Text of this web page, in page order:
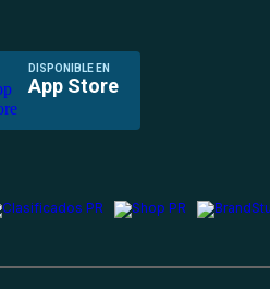
DISPONIBLE EN
App Store